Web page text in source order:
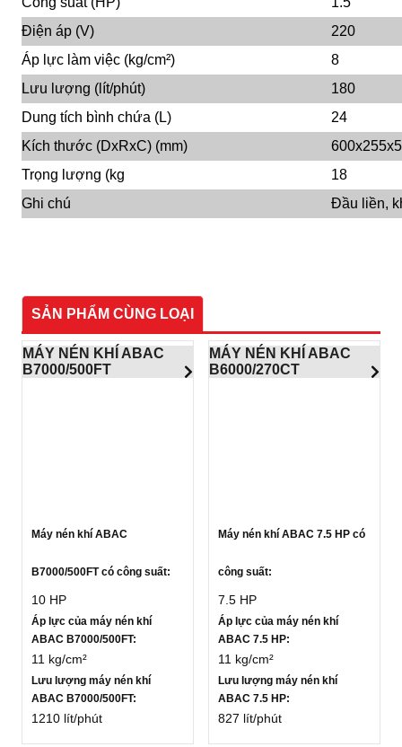
Điện áp (V)
220
Áp lực làm việc (kg/cm²)
8
Lưu lượng (lít/phút)
180
Dung tích bình chứa (L)
24
Kích thước (DxRxC) (mm)
Trọng lượng (kg
18
Ghi chú
Đầu liền,
SẢN PHẨM CÙNG LOẠI
MÁY NÉN KHÍ ABAC
B7000/500FT
Máy nén khí ABAC
B7000/500FT có công suất:
10 HP
Áp lực của máy nén khí
ABAC B7000/500FT:
11 kg/cm²
Lưu lượng máy nén khí
ABAC B7000/500FT:
1210 lít/phút
MÁY NÉN KHÍ ABAC
B6000/270CT
Máy nén khí ABAC 7.5 HP có
công suất:
7.5 HP
Áp lực của máy nén khí
ABAC 7.5 HP:
11 kg/cm²
Lưu lượng máy nén khí
ABAC 7.5 HP:
827 lít/phút